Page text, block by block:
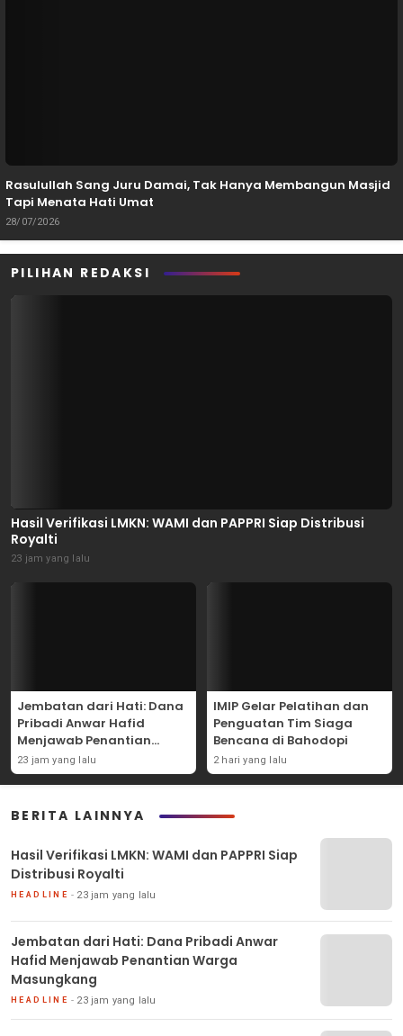
Rasulullah Sang Juru Damai, Tak Hanya Membangun Masjid
Tapi Menata Hati Umat
28/07/2026
PILIHAN REDAKSI
Hasil Verifikasi LMKN: WAMI dan PAPPRI Siap Distribusi
Royalti
23 jam yang lalu
Jembatan dari Hati: Dana
Pribadi Anwar Hafid
Menjawab Penantian
Warga Masungkang
23 jam yang lalu
IMIP Gelar Pelatihan dan
Penguatan Tim Siaga
Bencana di Bahodopi
2 hari yang lalu
BERITA LAINNYA
Hasil Verifikasi LMKN: WAMI dan PAPPRI Siap
Distribusi Royalti
HEADLINE 23 jam yang lalu
Jembatan dari Hati: Dana Pribadi Anwar
Hafid Menjawab Penantian Warga
Masungkang
HEADLINE 23 jam yang lalu